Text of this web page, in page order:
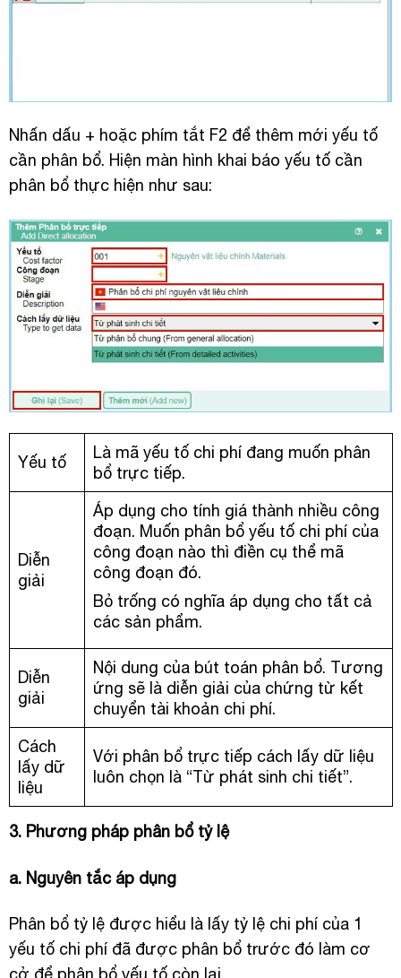
Nhấn dấu + hoặc phím tắt F2 để thêm mới yếu tố
cần phân bổ. Hiện màn hình khai báo yếu tố cần
phân bổ thực hiện như sau:
Yếu tố
Là mã yếu tố chi phí đang muốn phân
bổ trực tiếp.
Diễn
giải
Áp dụng cho tính giá thành nhiều công
đoạn. Muốn phân bổ yếu tố chi phí của
công đoạn nào thì điền cụ thể mã
công đoạn đó.
Bỏ trống có nghĩa áp dụng cho tất cả
các sản phẩm.
Diễn
giải
Nội dung của bút toán phân bổ. Tương
ứng sẽ là diễn giải của chứng từ kết
chuyển tài khoản chi phí.
Cách
lấy dữ
liệu
Với phân bổ trực tiếp cách lấy dữ liệu
luôn chọn là “Từ phát sinh chi tiết”.
3. Phương pháp phân bổ tỷ lệ
a. Nguyên tắc áp dụng
Phân bổ tỷ lệ được hiểu là lấy tỷ lệ chi phí của 1
yếu tố chi phí đã được phân bổ trước đó làm cơ
cở để phân bổ yếu tố còn lại.